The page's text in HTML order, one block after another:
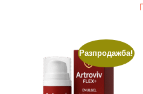
Разпродажба!